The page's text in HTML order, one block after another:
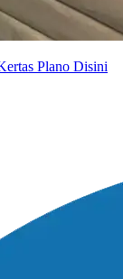
Plano Disini